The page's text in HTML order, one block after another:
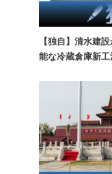
【独自】清水建
能な冷蔵倉庫新